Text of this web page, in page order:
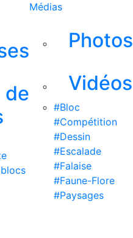
de
Médias
Photos
Vidéos
#Bloc
#Compétition
#Dessin
#Escalade
#Falaise
#Faune-Flore
#Paysages